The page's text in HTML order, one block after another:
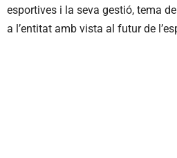
esportives i la seva gestió, tema
a l’entitat amb vista al futur de